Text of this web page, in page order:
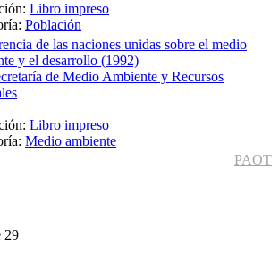
Libro impreso
Población
de las naciones unidas sobre el medio
y el desarrollo (1992)
de Medio Ambiente y Recursos
Libro impreso
Medio ambiente
PAOT
29